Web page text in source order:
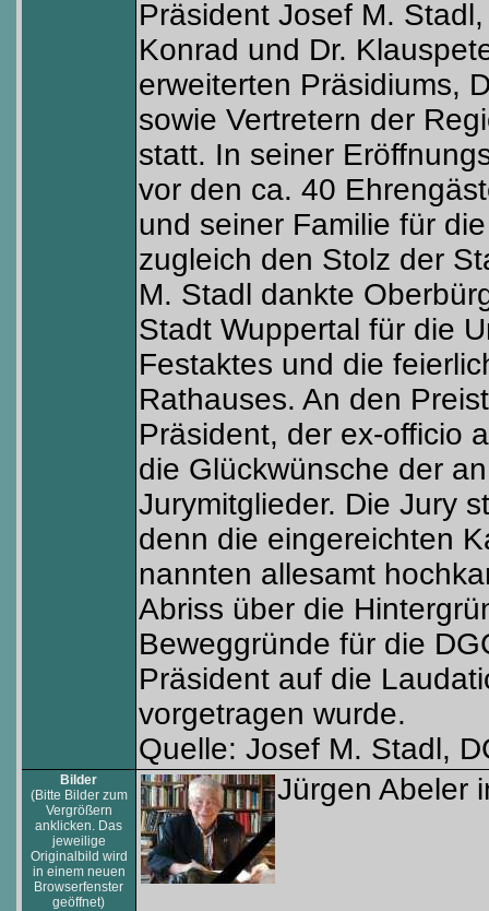
Präsident Josef M.
Konrad und Dr.
erweiterten Präsidiums,
sowie Vertretern der
statt. In seiner
vor den ca. 40
und seiner Familie für
zugleich den Stolz der
M. Stadl dankte
Stadt Wuppertal für die
Festaktes und die
Rathauses. An den
Präsident, der ex-officio
die Glückwünsche der
Jurymitglieder. Die Jury
denn die eingereichten
nannten allesamt
Abriss über die
Beweggründe für die
Präsident auf die
vorgetragen wurde.
Quelle: Josef M. Stadl,
Bilder
(Bitte Bilder zum
Vergrößern
anklicken. Das
jeweilige
Originalbild wird
in einem neuen
Browserfenster
geöffnet)
Jürgen Abeler